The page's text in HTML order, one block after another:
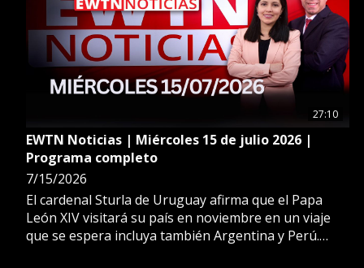
27:10
EWTN Noticias | Miércoles 15 de julio 2026 |
Programa completo
7/15/2026
El cardenal Sturla de Uruguay afirma que el Papa
León XIV visitará su país en noviembre en un viaje
que se espera incluya también Argentina y Perú.